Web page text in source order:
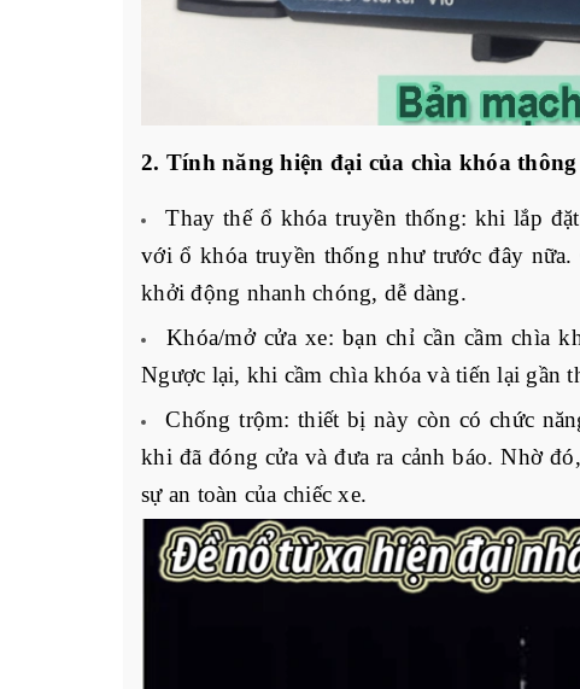
2. Tính năng hiện đại của chìa khóa
Thay thế ổ khóa truyền thống: khi lắp
với ổ khóa truyền thống như trước đây
khởi động nhanh chóng, dễ dàng.
Khóa/mở cửa xe: bạn chỉ cần cầm chìa
Ngược lại, khi cầm chìa khóa và tiến lại gần
Chống trộm: thiết bị này còn có chức
khi đã đóng cửa và đưa ra cảnh báo. Nhờ
sự an toàn của chiếc xe.